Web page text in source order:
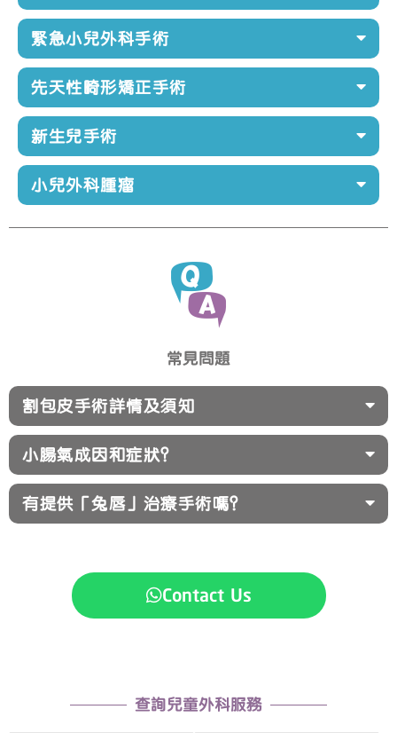
緊急小兒外科手術
先天性畸形矯正手術
新生兒手術
小兒外科腫瘤
常見問題
割包皮手術詳情及須知
小腸氣成因和症狀？
有提供「兔唇」治療手術嗎？
Contact Us
查詢兒童外科服務